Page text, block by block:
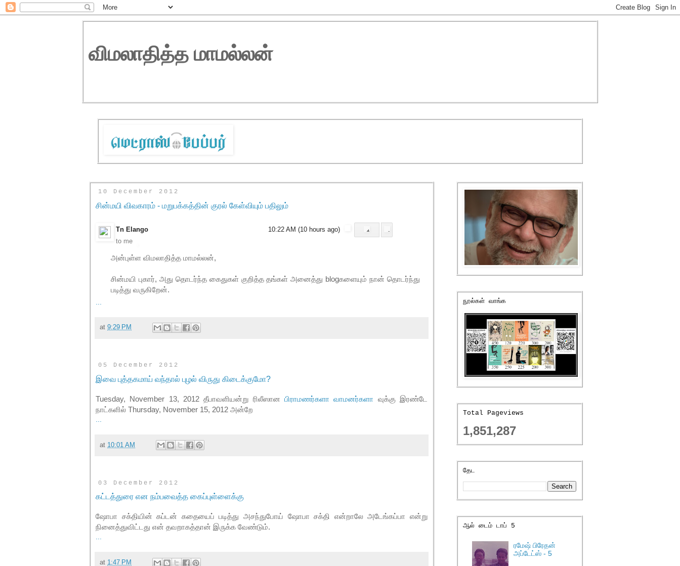
விமலாதித்த மாமல்லன்
10 December 2012
சின்மயி விவகாரம் - மறுபக்கத்தின் குரல் கேள்வியும் பதிலும்
Tn Elango
10:22 AM (10 hours ago)
to me
அன்புள்ள விமலாதித்த மாமல்லன்,
சின்மயி புகார், அது தொடர்ந்த கைதுகள் குறித்த தங்கள் அனைத்து blogகளையும் நான் தொடர்ந்து
படித்து வருகிறேன்.
at 9:29 PM
05 December 2012
இவை புத்தகமாய் வந்தால் புழல் விருது கிடைக்குமோ?
Tuesday, November 13, 2012 தீபாவளியன்று ரிலீஸான பிராமணர்களா வாமனர்களா வுக்கு இரண்டே
நாட்களில் Thursday, November 15, 2012 அன்றே
at 10:01 AM
03 December 2012
கட்டத்துரை என நம்பவைத்த கைப்புள்ளைக்கு
ஷோபா சக்தியின் கப்டன் கதையைப் படித்து அசந்துபோய் ஷோபா சக்தி என்றாலே அடேங்கப்பா என்று
நினைத்துவிட்டது என் தவறாகத்தான் இருக்க வேண்டும்.
...
at 1:47 PM
நூல்கள் வாங்க
Total Pageviews
1,851,287
தேட
ஆல் டைம் டாப் 5
ரமேஷ் பிரேதன்
அப்டேட்ஸ் - 5